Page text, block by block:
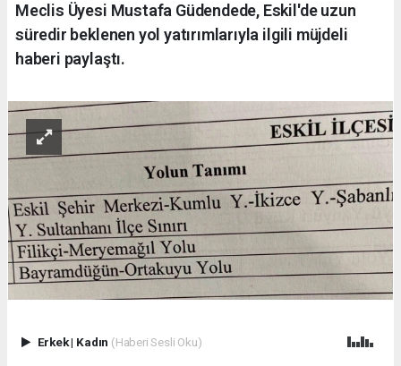
Meclis Üyesi Mustafa Güdendede, Eskil'de uzun
süredir beklenen yol yatırımlarıyla ilgili müjdeli
haberi paylaştı.
Erkek| Kadın (Haberi Sesli Oku)